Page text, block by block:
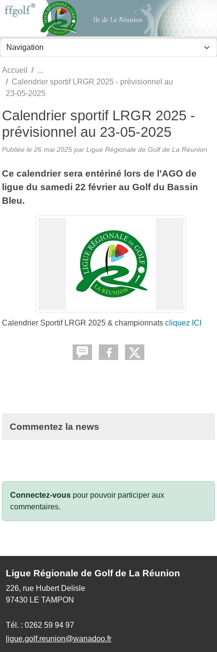
Accueil
Calendrier sportif LRGR 2025 - prévisionnel au
23-05-2025
Calendrier sportif LRGR 2025 -
prévisionnel au 23-05-2025
Publiée le 26 mai 2025 par Ligue Régionale de Golf de La Réunion
Ce calendrier sera entériné lors de l’AGO de
ligue du samedi 22 février au Golf du Bassin
Bleu.
Calendrier Sportif LRGR 2025 & championnats cliquez ICI
Commentez la news
Connectez-vous pour pouvoir participer aux
commentaires.
Ligue Régionale de Golf de La Réunion
226, rue Hubert Delisle
97430 LE TAMPON
Tél. : 0262 59 94 97
ligue.golf.reunion@wanadoo.fr
Panneau de gestion des cookies